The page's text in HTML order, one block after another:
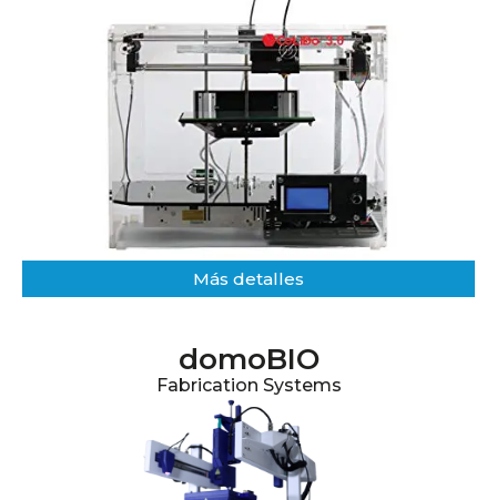
Más detalles​
domoBIO
Fabrication Systems